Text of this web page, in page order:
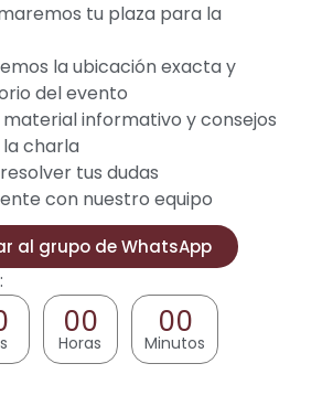
tu plaza para la
la ubicación exacta y
del evento
material informativo y consejos
charla
tus dudas
con nuestro equipo
al grupo de WhatsApp
00
Horas
00
Minutos